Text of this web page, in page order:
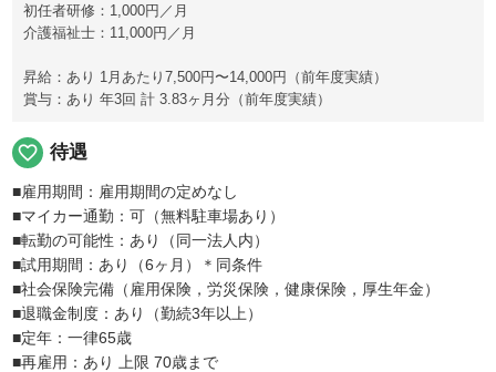
初任者研修：1,000円／月
介護福祉士：11,000円／月
昇給：あり 1月あたり7,500円〜14,000円（前年度実績）
賞与：あり 年3回 計 3.83ヶ月分（前年度実績）
favorite_border 待遇
■雇用期間：雇用期間の定めなし
■マイカー通勤：可（無料駐車場あり）
■転勤の可能性：あり（同一法人内）
■試用期間：あり（6ヶ月）＊同条件
■社会保険完備（雇用保険，労災保険，健康保険，厚生年金）
■退職金制度：あり（勤続3年以上）
■定年：一律65歳
■再雇用：あり 上限 70歳まで